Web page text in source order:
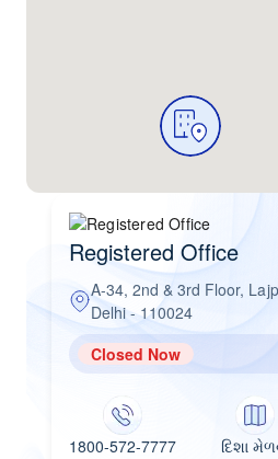
Registered Office
A-34, 2nd & 3rd Floor,
Delhi - 110024
Closed Now
1800-572-7777 દિશા